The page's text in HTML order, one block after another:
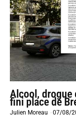
Alcool, drogue
fini place de
Julien Moreau -07/08/